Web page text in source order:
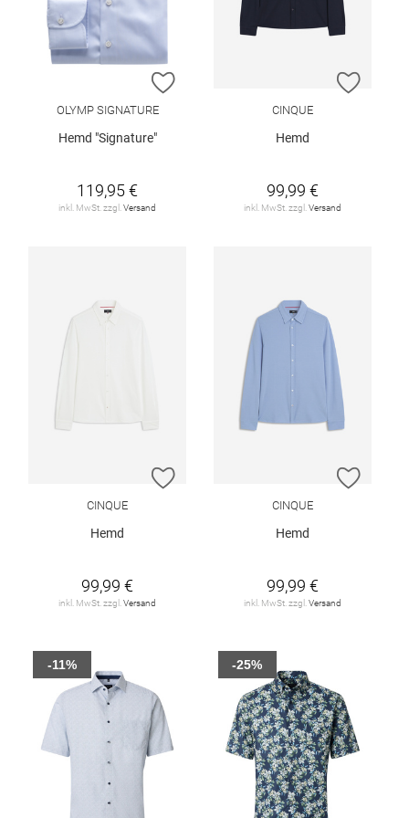
ZUR WUNSCHLISTE HINZUFÜGEN
OLYMP SIGNATURE
Hemd "Signature"
119,95 €
inkl. MwSt. zzgl. Versand
ZUR
CINQUE
Hemd
99,99 €
inkl. MwSt. zzgl. Versand
ZUR WUNSCHLISTE HINZUFÜGEN
CINQUE
Hemd
99,99 €
inkl. MwSt. zzgl. Versand
ZUR
CINQUE
Hemd
99,99 €
inkl. MwSt. zzgl. Versand
-11% -25%